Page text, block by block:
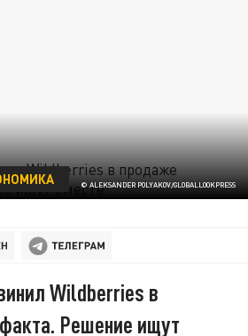
© ALEKSANDER POLYAKOV/GLOBALLOOKPRESS
Wildberries в
Решение ищут